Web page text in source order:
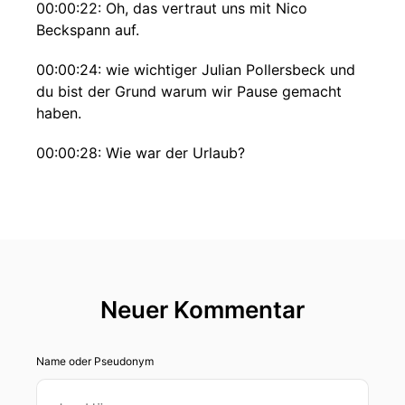
00:00:22: Oh, das vertraut uns mit Nico
Beckspann auf.
00:00:24: wie wichtiger Julian Pollersbeck und
du bist der Grund warum wir Pause gemacht
haben.
00:00:28: Wie war der Urlaub?
verfolgt aber ich hab mal ein bisschen versucht
abzuschalten.
00:00:43: Ja, das ist mir gut gelungen in der
podogiesischen Sonne.
Neuer Kommentar
Name oder Pseudonym